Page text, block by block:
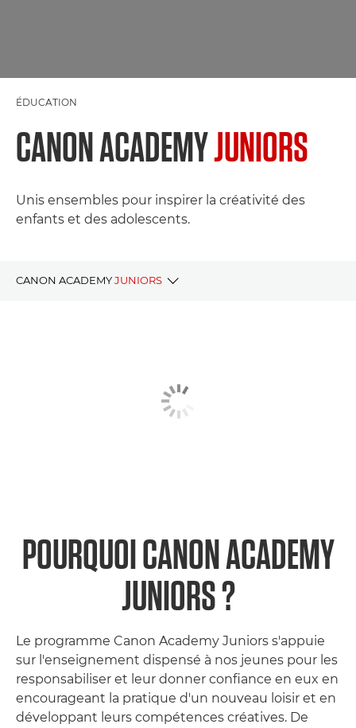
ÉDUCATION
CANON ACADEMYJUNIORS
Unis ensembles pour inspirer la créativité des
enfants et des adolescents.
CANON ACADEMYJUNIORS
POURQUOI CANON ACADEMY
JUNIORS ?
Le programme Canon Academy Juniors s'appuie
sur l'enseignement dispensé à nos jeunes pour les
responsabiliser et leur donner confiance en eux en
encourageant la pratique d'un nouveau loisir et en
développant leurs compétences créatives. De